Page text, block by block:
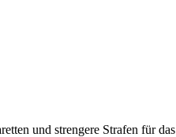
und strengere Strafen für